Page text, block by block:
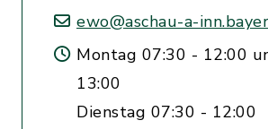
ewo@aschau-a-
Montag 07:30 - 12:00
13:00
Dienstag 07:30 - 12:00